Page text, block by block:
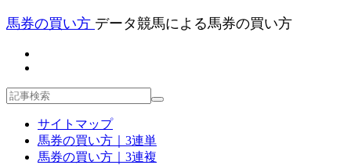
馬券の買い方 データ競馬による馬券の買い方
サイトマップ
馬券の買い方｜3連単
馬券の買い方｜3連複